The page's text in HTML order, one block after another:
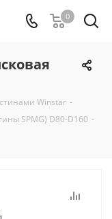
0
Winstar -
SPMG) D80-D160 -